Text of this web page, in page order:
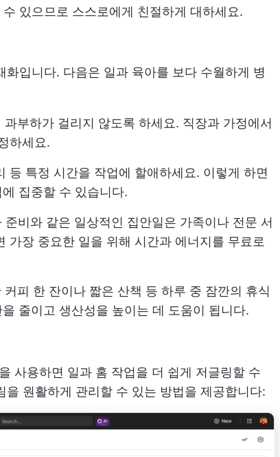
있으므로 스스로에게 친절하게 대하세요.
입니다. 다음은 일과 육아를 보다 수월하게 병
부하가 걸리지 않도록 하세요. 직장과 가정에서
하세요.
등 특정 시간을 작업에 할애하세요. 이렇게 하면
집중할 수 있습니다.
비와 같은 일상적인 집안일은 가족이나 전문 서
가장 중요한 일을 위해 시간과 에너지를 무료로
피 한 잔이나 짧은 산책 등 하루 중 잠깐의 휴식
을 줄이고 생산성을 높이는 데 도움이 됩니다.
사용하면 일과 홈 작업을 더 쉽게 저글링할 수
원활하게 관리할 수 있는 방법을 제공합니다: